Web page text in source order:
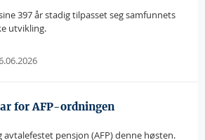
397 år stadig tilpasset seg samfunnets
utvikling.
for AFP-ordningen
avtalefestet pensjon (AFP) denne høsten.